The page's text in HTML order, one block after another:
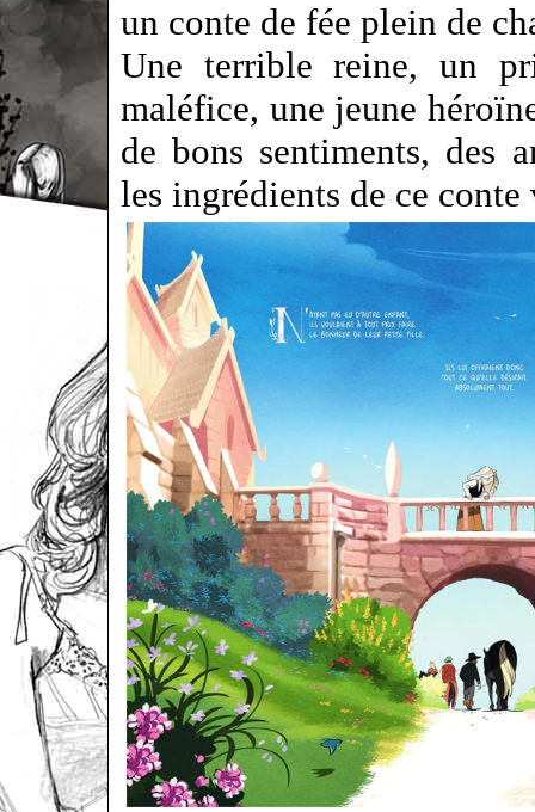
un conte de fée plein de
Une terrible reine, un
maléfice, une jeune
de bons sentiments, des
les ingrédients de ce